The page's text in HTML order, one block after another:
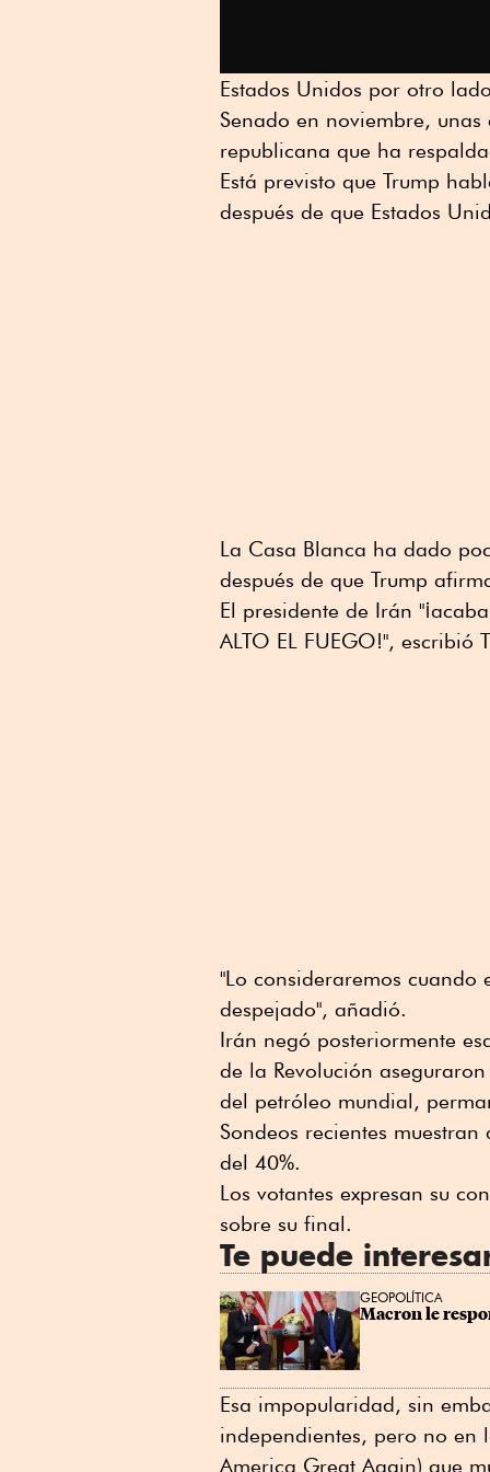
Estados Unidos por otro
Senado en noviembre,
republicana que ha
Está previsto que Trump
después de que Estados
La Casa Blanca ha dado
después de que Trump
El presidente de Irán
ALTO EL FUEGO!", escribió
"Lo consideraremos cuando
despejado", añadió.
Irán negó posteriormente
de la Revolución
del petróleo mundial,
Sondeos recientes
del 40%.
Los votantes expresan su
sobre su final.
Te puede
GEOPOLÍTICA
Macron le
Esa impopularidad, sin
independientes, pero no en
America Great Again) que